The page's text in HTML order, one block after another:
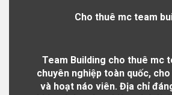
Cho thuê mc team
Team Building cho thuê mc
chuyên nghiệp toàn quốc,
và hoạt náo viên. Địa chỉ